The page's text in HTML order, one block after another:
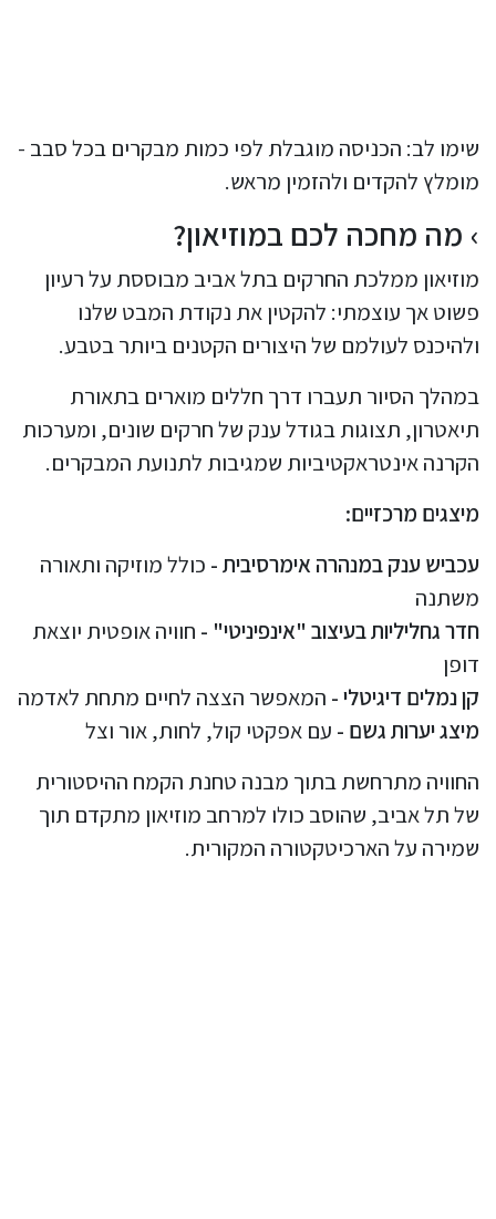
שימו לב: הכניסה מוגבלת לפי כמות מבקרים בכל סבב -
מומלץ להקדים ולהזמין מראש.
מה מחכה לכם במוזיאון?
מוזיאון ממלכת החרקים בתל אביב מבוססת על רעיון
פשוט אך עוצמתי: להקטין את נקודת המבט שלנו
ולהיכנס לעולמם של היצורים הקטנים ביותר בטבע.
במהלך הסיור תעברו דרך חללים מוארים בתאורת
תיאטרון, תצוגות בגודל ענק של חרקים שונים, ומערכות
הקרנה אינטראקטיביות שמגיבות לתנועת המבקרים.
מיצגים מרכזיים:
עכביש ענק במנהרה אימרסיבית - כולל מוזיקה ותאורה
משתנה
חדר גחליליות בעיצוב "אינפיניטי" - חוויה אופטית יוצאת
דופן
קן נמלים דיגיטלי - המאפשר הצצה לחיים מתחת לאדמה
מיצג יערות גשם - עם אפקטי קול, לחות, אור וצל
החוויה מתרחשת בתוך מבנה טחנת הקמח ההיסטורית
של תל אביב, שהוסב כולו למרחב מוזיאון מתקדם תוך
שמירה על הארכיטקטורה המקורית.